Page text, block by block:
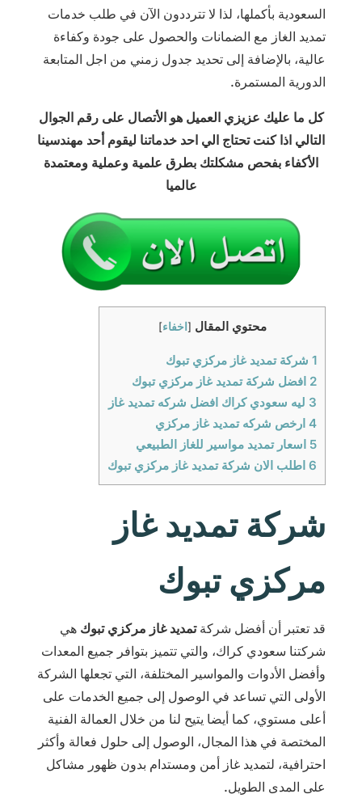
السعودية بأكملها، لذا لا تترددون الآن في طلب خدمات
تمديد الغاز مع الضمانات والحصول على جودة وكفاءة
عالية، بالإضافة إلى تحديد جدول زمني من اجل المتابعة
الدورية المستمرة.
كل ما عليك عزيزي العميل هو الأتصال على رقم الجوال
التالي اذا كنت تحتاج الي احد خدماتنا ليقوم أحد مهندسينا
الأكفاء بفحص مشكلتك بطرق علمية وعملية ومعتمدة
عالميا
محتوي المقال [ اخفاء]
1شركة تمديد غاز مركزي تبوك
2 افضل شركة تمديد غاز مركزي تبوك
3 ليه سعودي كراك افضل شركه تمديد غاز
4ارخص شركه تمديد غاز مركزي
5 اسعار تمديد مواسير للغاز الطبيعي
6اطلب الان شركة تمديد غاز مركزي تبوك
شركة تمديد غاز
مركزي تبوك
قد تعتبر أن أفضل شركةتمديد غاز مركزي تبوك هي
شركتنا سعودي كراك، والتي تتميز بتوافر جميع المعدات
وأفضل الأدوات والمواسير المختلفة، التي تجعلها الشركة
الأولى التي تساعد في الوصول إلى جميع الخدمات على
أعلى مستوي، كما أيضا يتيح لنا من خلال العمالة الفنية
المختصة في هذا المجال، الوصول إلى حلول فعالة وأكثر
احترافية، لتمديد غاز أمن ومستدام بدون ظهور مشاكل
على المدى الطويل.